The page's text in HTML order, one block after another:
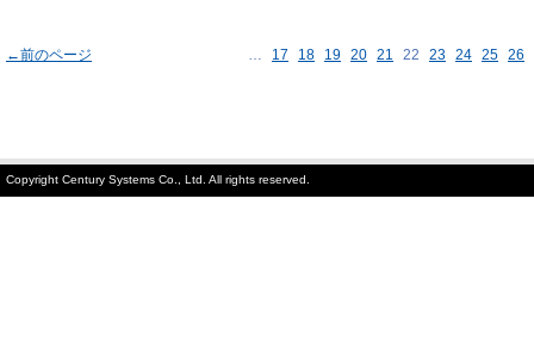
←前のページ … 17 18 19 20 21 22 23 24 25 26
Copyright Century Systems Co., Ltd. All rights reserved.